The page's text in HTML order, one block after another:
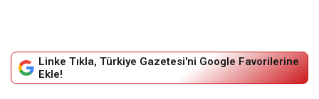
Linke Tıkla, Türkiye Gazetesi'ni Google Favorilerine
Ekle!